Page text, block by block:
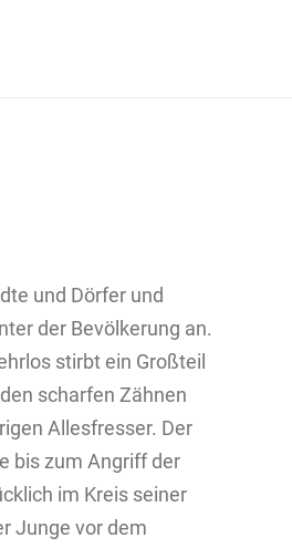
und Dörfer und
der Bevölkerung an.
stirbt ein Großteil
scharfen Zähnen
Allesfresser. Der
bis zum Angriff der
im Kreis seiner
Junge vor dem